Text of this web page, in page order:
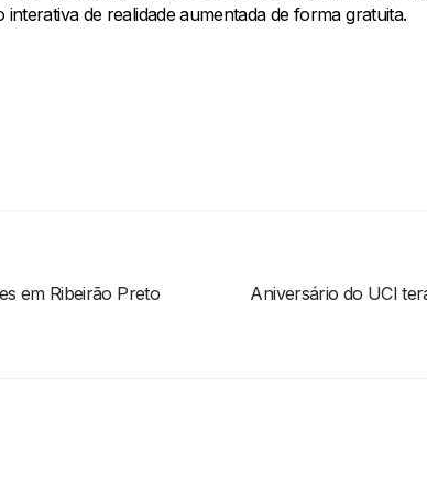
de realidade aumentada de forma gratuita.
em Ribeirão Preto Aniversário do UCI